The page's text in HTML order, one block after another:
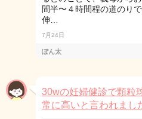
間半〜４時間程の道のり
伸…
7月24日
ぽん太
30wの妊婦健診で顆粒
常に高いと言われまし